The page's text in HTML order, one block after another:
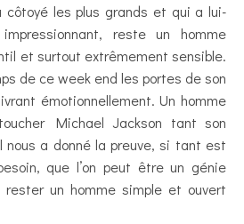
côtoyé les plus grands et qui a lui-
reste un homme
et surtout extrêmement sensible.
de ce week end les portes de son
émotionnellement. Un homme
Michael Jackson tant son
a donné la preuve, si tant est
que l’on peut être un génie
un homme simple et ouvert